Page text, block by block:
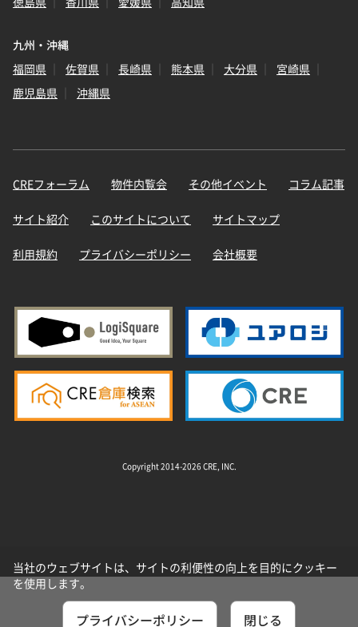
九州・沖縄
福岡県
佐賀県 長崎県 熊本県 大分県
宮崎県
鹿児島県
沖縄県
CREフォーラム 物件内覧会 その他イベント コラム記事
サイト紹介 このサイトについて サイトマップ
利用規約 プライバシーポリシー 会社概要
Copyright 2014-2026 CRE, INC.
当社のウェブサイトは、サイトの利便性の向上を目的にクッキー
を使用します。
プライバシーポリシー 閉じる